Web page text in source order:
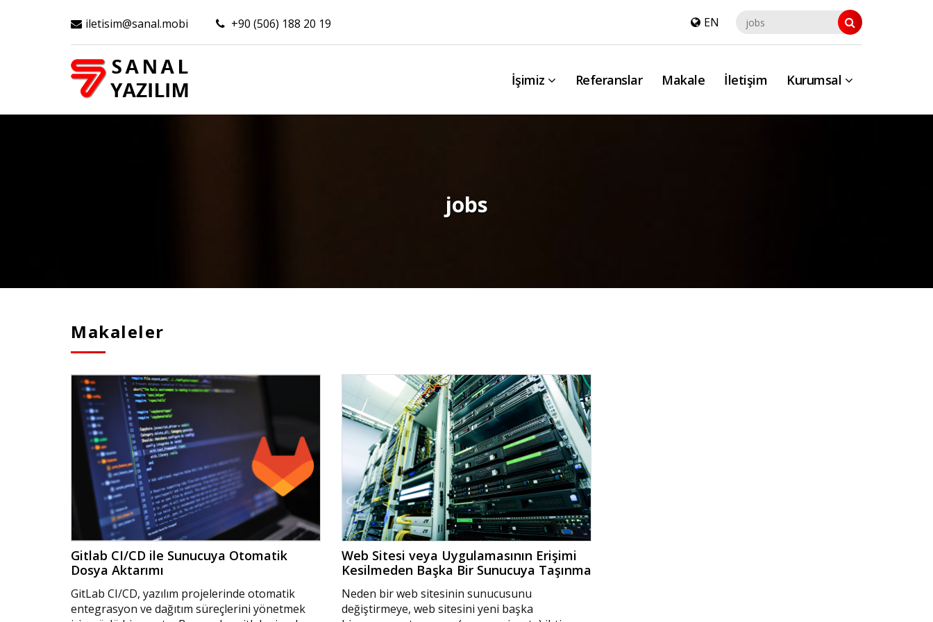
iletisim@sanal.mobi +90 (506) 188 20 19 EN
İşimiz Referanslar Makale İletişim Kurumsal
jobs
Makaleler
Gitlab CI/CD ile Sunucuya Otomatik
Dosya Aktarımı
GitLab CI/CD, yazılım projelerinde otomatik
entegrasyon ve dağıtım süreçlerini yönetmek
Web Sitesi veya Uygulamasının Erişimi
Kesilmeden Başka Bir Sunucuya Taşınma
Neden bir web sitesinin sunucusunu
değiştirmeye, web sitesini yeni başka